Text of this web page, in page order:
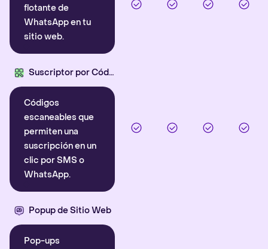
flotante de
WhatsApp en tu
sitio web.
Suscriptor por Código QR
Códigos
escaneables que
permiten una
suscripción en un
clic por SMS o
WhatsApp.
Popup de Sitio Web
Pop-ups